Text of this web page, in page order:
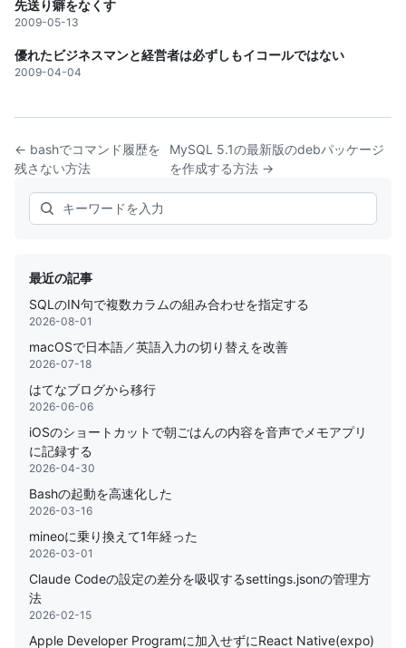
先送り癖をなくす
2009-05-13
優れたビジネスマンと経営者は必ずしもイコールではない
2009-04-04
← bashでコマンド履歴を
残さない方法
MySQL 5.1の最新版のdebパッケージ
を作成する方法 →
Search
最近の記事
SQLのIN句で複数カラムの組み合わせを指定する
2026-08-01
macOSで日本語／英語入力の切り替えを改善
2026-07-18
はてなブログから移行
2026-06-06
iOSのショートカットで朝ごはんの内容を音声でメモアプリ
に記録する
2026-04-30
Bashの起動を高速化した
2026-03-16
mineoに乗り換えて1年経った
2026-03-01
Claude Codeの設定の差分を吸収するsettings.jsonの管理方
法
2026-02-15
Apple Developer Programに加入せずにReact Native(expo)